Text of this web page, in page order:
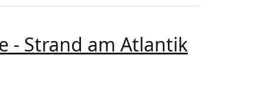
- Strand am Atlantik